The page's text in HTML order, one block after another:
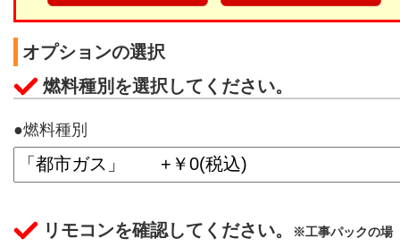
オプションの選択
燃料種別を選択してください。
●燃料種別
リモコンを確認してください。
※工事パックの場